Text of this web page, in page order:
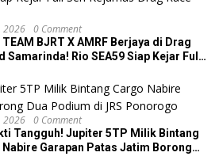
2026 0 Comment
TEAM BJRT X AMRF Berjaya di Drag
Samarinda! Rio SEA59 Siap Kejar Full
2026 0 Comment
Tangguh! Jupiter 5TP Milik Bintang
Garapan Patas Jatim Borong